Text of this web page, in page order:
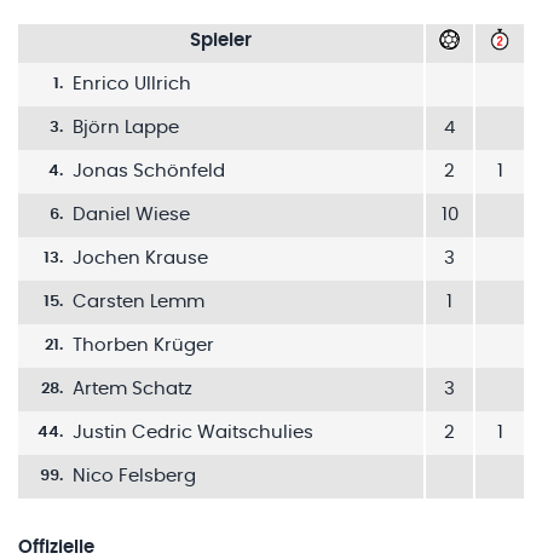
Spieler
1. Enrico Ullrich
3. Björn Lappe 4
4. Jonas Schönfeld 2
6. Daniel Wiese 10
13. Jochen Krause 3
15. Carsten Lemm
21. Thorben Krüger
28. Artem Schatz 3
44. Justin Cedric Waitschulies 2
99. Nico Felsberg
Offizielle